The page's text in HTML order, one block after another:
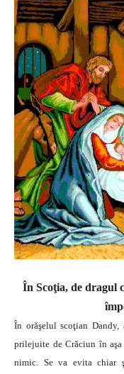
În Scoţia, de dragul
În orăşelul scoţian
prilejuite de Crăciun în aşa
nimic. Se va evita chiar